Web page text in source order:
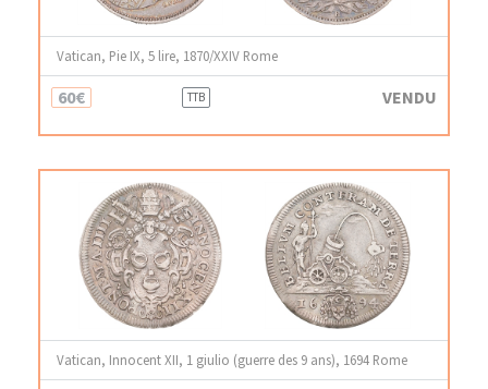
Vatican, Pie IX, 5 lire, 1870/XXIV Rome
60€ TTB VENDU
Vatican, Innocent XII, 1 giulio (guerre des 9 ans), 1694 Rome